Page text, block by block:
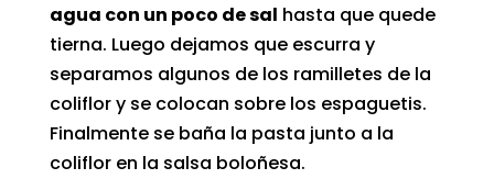
agua con un poco de sal hasta que quede
tierna. Luego dejamos que escurra y
separamos algunos de los ramilletes de la
coliflor y se colocan sobre los espaguetis.
Finalmente se baña la pasta junto a la
coliflor en la salsa boloñesa.